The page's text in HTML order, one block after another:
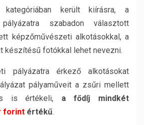
került kiírásra, a
szabadon választott
képzőművészeti alkotásokkal, a
készítésű fotókkal lehet nevezni.
pályázatra érkező alkotásokat
pályaműveit a zsűri mellett
is értékeli, a fődíj mindkét
forint értékű.